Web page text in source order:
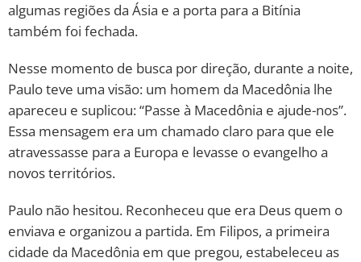
LOJA BÍBLIAON
algumas regiões da Ásia e a porta para a Bitínia
também foi fechada.
Nesse momento de busca por direção, durante a noite,
Paulo teve uma visão: um homem da Macedônia lhe
apareceu e suplicou: “Passe à Macedônia e ajude-nos”.
Essa mensagem era um chamado claro para que ele
atravessasse para a Europa e levasse o evangelho a
novos territórios.
Paulo não hesitou. Reconheceu que era Deus quem o
enviava e organizou a partida. Em Filipos, a primeira
cidade da Macedônia em que pregou, estabeleceu as